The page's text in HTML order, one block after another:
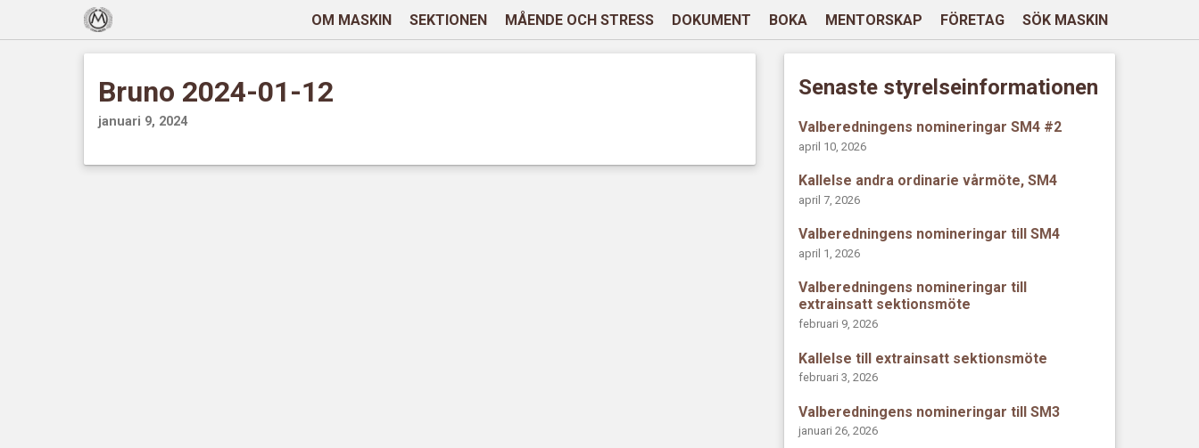
OM MASKIN SEKTIONEN MÅENDE OCH STRESS DOKUMENT BOKA MENTORSKAP FÖRETAG SÖK MASKIN
Bruno 2024-01-12
januari 9, 2024
Senaste styrelseinformationen
Valberedningens nomineringar SM4 #2
april 10, 2026
Kallelse andra ordinarie vårmöte, SM4
april 7, 2026
Valberedningens nomineringar till SM4
april 1, 2026
Valberedningens nomineringar till
extrainsatt sektionsmöte
februari 9, 2026
Kallelse till extrainsatt sektionsmöte
februari 3, 2026
Valberedningens nomineringar till SM3
januari 26, 2026